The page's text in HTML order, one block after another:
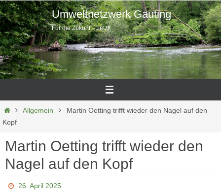
Zum
Inhalt
springen
Umweltnetzwerk Gauting
Für die Zukunft - Jetzt!
HomeAllgemein
Martin Oetting trifft wieder den Nagel auf den
Kopf
Martin Oetting trifft wieder den
Nagel auf den Kopf
26. April 2025